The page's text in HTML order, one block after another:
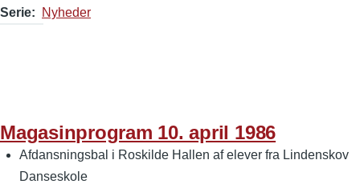
Serie Nyheder
Magasinprogram 10. april 1986
Afdansningsbal i Roskilde Hallen af elever fra Lindenskov
Danseskole